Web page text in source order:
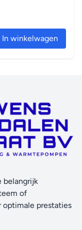
In winkelwagen
belangrijk
of
optimale prestaties